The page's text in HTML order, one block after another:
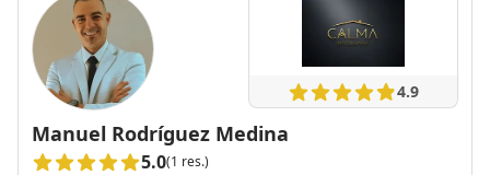
4.9
Manuel Rodríguez Medina
5.0(1 res.)